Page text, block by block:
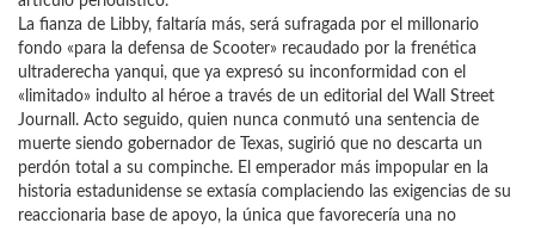
La fianza de Libby, faltaría más, será sufragada por el millonario
fondo «para la defensa de Scooter» recaudado por la frenética
ultraderecha yanqui, que ya expresó su inconformidad con el
«limitado» indulto al héroe a través de un editorial del Wall Street
Journall. Acto seguido, quien nunca conmutó una sentencia de
muerte siendo gobernador de Texas, sugirió que no descarta un
perdón total a su compinche. El emperador más impopular en la
historia estadunidense se extasía complaciendo las exigencias de su
reaccionaria base de apoyo, la única que favorecería una no